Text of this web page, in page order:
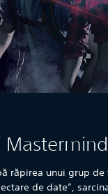
răpirea unui grup
de date”,